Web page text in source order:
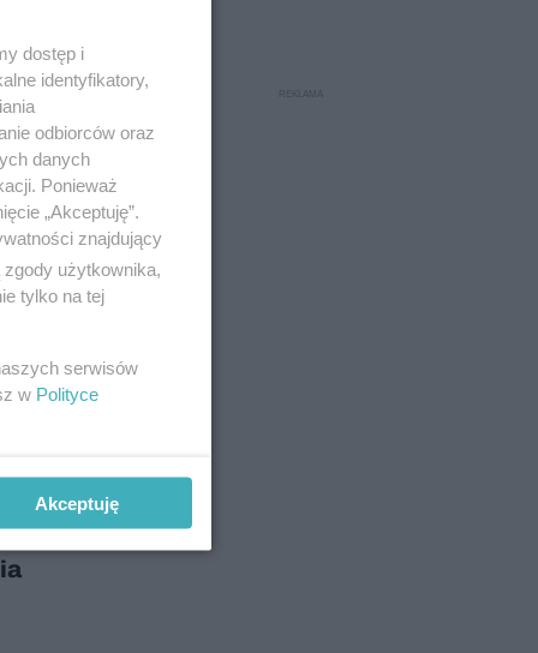
ich
i
dostęp i
identyfikatory,
odbiorców oraz
danych
Ponieważ
„Akceptuję”.
znajdujący
użytkownika,
tylko na tej
serwisów
w Polityce
Akceptuję